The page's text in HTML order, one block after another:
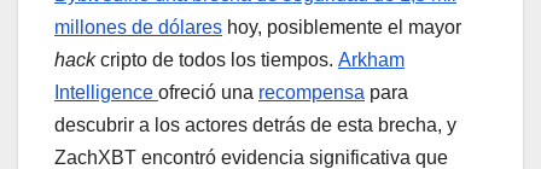
millones de dólares hoy, posiblemente el mayor
hackcripto de todos los tiempos. Arkham
Intelligence ofreció una recompensa para
descubrir a los actores detrás de esta brecha, y
ZachXBT encontró evidencia significativa que